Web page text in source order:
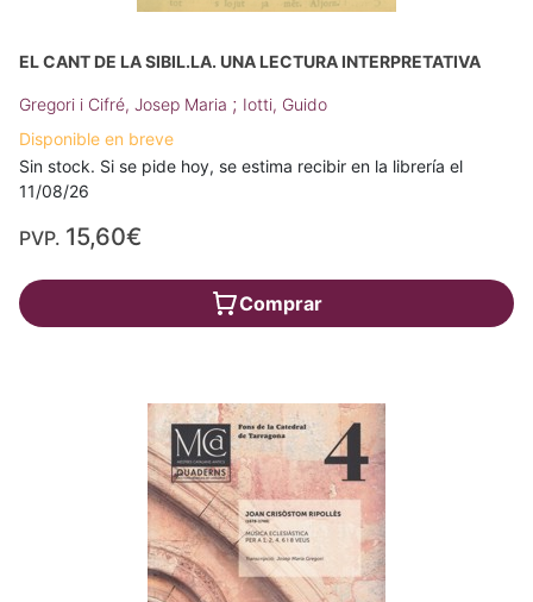
EL CANT DE LA SIBIL.LA. UNA LECTURA INTERPRETATIVA
Gregori i Cifré, Josep Maria ; Iotti, Guido
Disponible en breve
Sin stock. Si se pide hoy, se estima recibir en la librería el
11/08/26
PVP. 15,60€
Comprar